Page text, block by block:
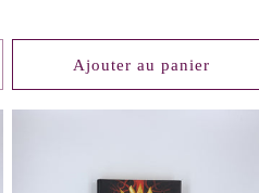
Ajouter au panier